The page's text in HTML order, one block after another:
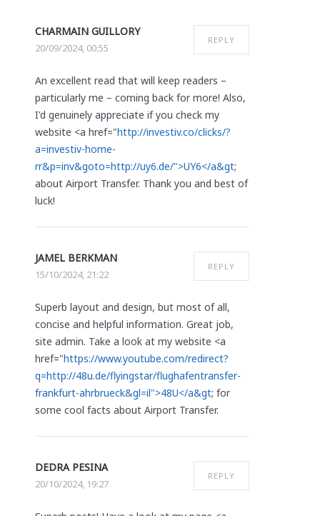
CHARMAIN GUILLORY
20/09/2024, 00:55
REPLY
An excellent read that will keep readers –
particularly me – coming back for more! Also,
I'd genuinely appreciate if you check my
website <a href="http://investiv.co/clicks/?
a=investiv-home-
rr&p=inv&goto=http://uy6.de/">UY6</a&gt;
about Airport Transfer. Thank you and best of
luck!
JAMEL BERKMAN
15/10/2024, 21:22
REPLY
Superb layout and design, but most of all,
concise and helpful information. Great job,
site admin. Take a look at my website <a
href="https://www.youtube.com/redirect?
q=http://48u.de/flyingstar/flughafentransfer-
frankfurt-ahrbrueck&gl=il">48U</a&gt; for
some cool facts about Airport Transfer.
DEDRA PESINA
20/10/2024, 19:27
REPLY